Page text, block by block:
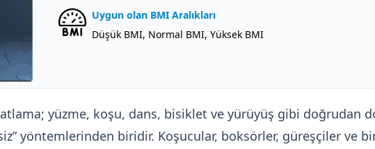
Uygun olan BMI Aralıkları
Düşük BMI, Normal BMI, Yüksek BMI
yüzme, koşu, dans, bisiklet ve yürüyüş gibi doğrudan
yöntemlerinden biridir. Koşucular, boksörler, güreşçiler ve